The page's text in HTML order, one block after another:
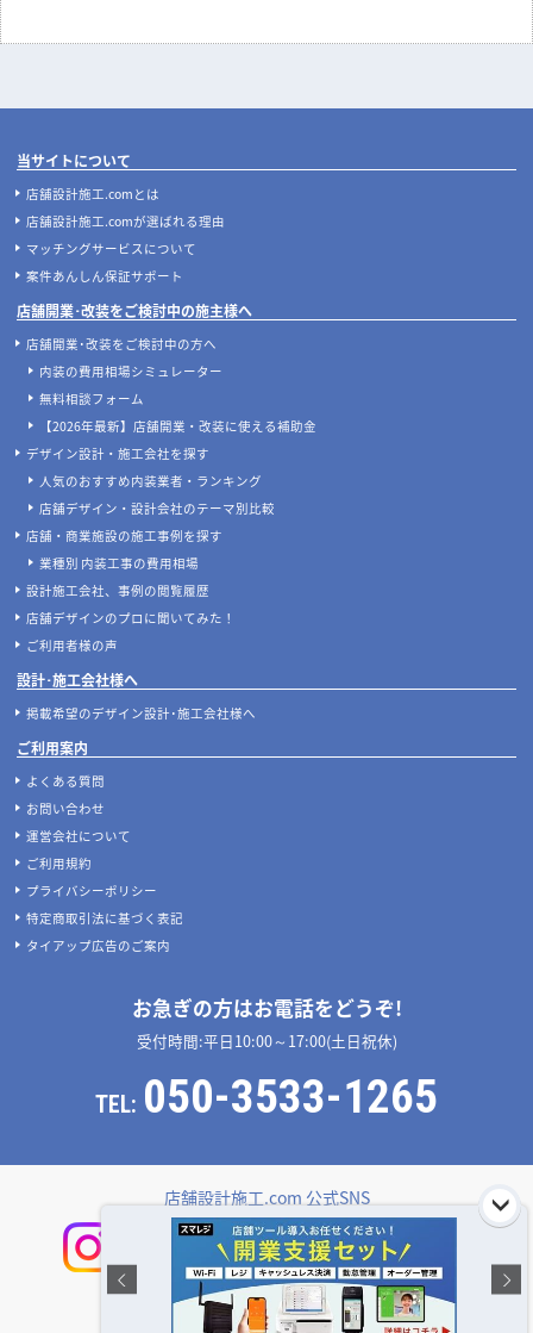
当サイトについて
店舗設計施工.comとは
店舗設計施工.comが選ばれる理由
マッチングサービスについて
案件あんしん保証サポート
店舗開業･改装をご検討中の施主様へ
店舗開業･改装をご検討中の方へ
内装の費用相場シミュレーター
無料相談フォーム
【2026年最新】店舗開業・改装に使える補助金
デザイン設計・施工会社を探す
人気のおすすめ内装業者・ランキング
店舗デザイン・設計会社のテーマ別比較
店舗・商業施設の施工事例を探す
業種別 内装工事の費用相場
設計施工会社、事例の閲覧履歴
店舗デザインのプロに聞いてみた！
ご利用者様の声
設計･施工会社様へ
掲載希望のデザイン設計･施工会社様へ
ご利用案内
よくある質問
お問い合わせ
運営会社について
ご利用規約
プライバシーポリシー
特定商取引法に基づく表記
タイアップ広告のご案内
お急ぎの方はお電話をどうぞ!
受付時間:平日10:00～17:00(土日祝休)
TEL: 050-3533-1265
店舗設計施工.com 公式SNS